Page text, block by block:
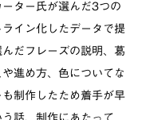
ター氏が選んだ3つの
イン化したデータで提
だフレーズの説明、葛
進め方、色についてな
制作したため着手が早
話、制作にあたって